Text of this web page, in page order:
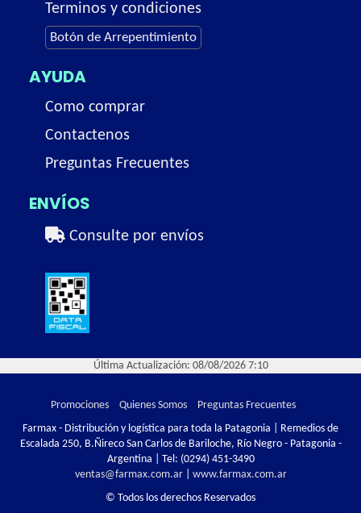
Terminos y condiciones
Botón de Arrepentimiento
AYUDA
Como comprar
Contactenos
Preguntas Frecuentes
ENVÍOS
Consulte por envíos
Última Actualización: 08/08/2026 7:10
Promociones Quienes Somos
Preguntas Frecuentes
Farmax - Distribución y logística para toda la Patagonia | Remedios de
Escalada 250, B.Ñireco San Carlos de Bariloche, Río Negro - Patagonia -
Argentina | Tel: (0294) 451-3490
ventas@farmax.com.ar| www.farmax.com.ar
© Todos los derechos Reservados